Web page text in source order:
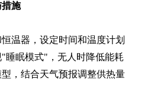
施
温器，设定时间和温度计划
睡眠模式"，无人时降低能耗
，结合天气预报调整供热量